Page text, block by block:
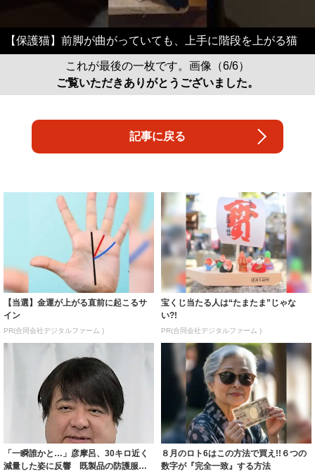
【保護猫】前脚が曲がっていても、上手に階段を上がる猫
これが最後の一枚です。画像（6/6）
ご覧いただきありがとうございました。
記事に戻る
【当選】金運が上がる直前に起こるサ
イン
PR(合同会社デジタルファーム )
宝くじ当たる人は“たまたま”じゃな
い?!
PR(合同会社デジタルファーム )
「一瞬誰かと…」彦摩呂、30キロ近く
減量した姿に反響 既製品の防護服が
８月のロト6はこの方法で買え!!６つの
数字が『完全一致』する方法